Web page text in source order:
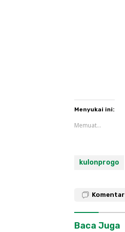
Menyukai ini:
Memuat...
kulonprogo
Komentar
Baca Juga